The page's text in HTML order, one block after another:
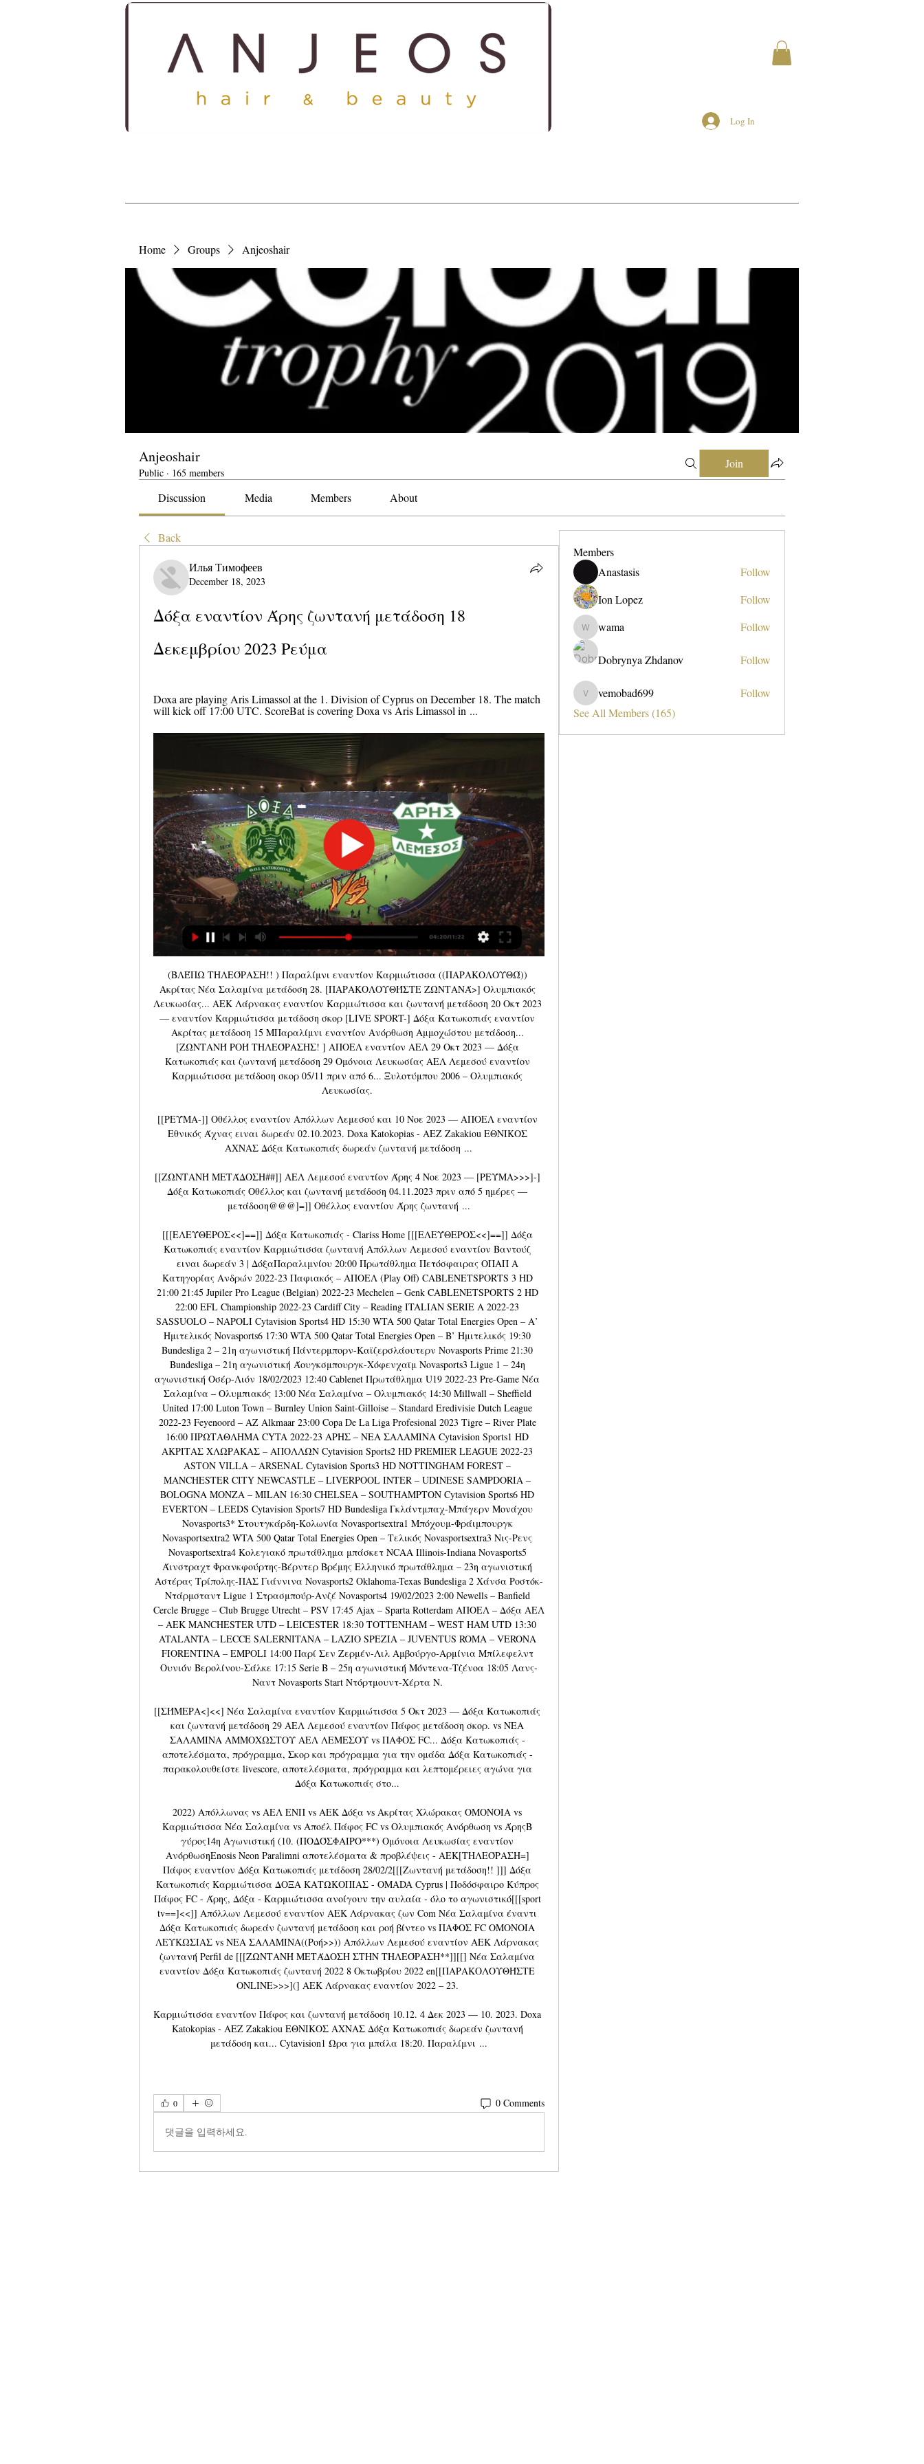
Log In
Home Groups Anjeoshair
Anjeoshair
Public · 165 members
Join
Discussion Media Members About
Back
Илья Тимофеев
December 18, 2023
Δόξα εναντίον Άρης ζωντανή μετάδοση 18
Δεκεμβρίου 2023 Ρεύμα
Doxa are playing Aris Limassol at the 1. Division of Cyprus on December 18. The match
will kick off 17:00 UTC. ScoreBat is covering Doxa vs Aris Limassol in ...
(ΒΛΈΠΩ ΤΗΛΕΌΡΑΣΗ!! ) Παραλίμνι εναντίον Καρμιώτισσα ((ΠΑΡΑΚΟΛΟΥΘΏ))
Ακρίτας Νέα Σαλαμίνα μετάδοση 28. [ΠΑΡΑΚΟΛΟΥΘΉΣΤΕ ΖΩΝΤΑΝΆ>] Ολυμπιακός
Λευκωσίας... ΑΕΚ Λάρνακας εναντίον Καρμιώτισσα και ζωντανή μετάδοση 20 Οκτ 2023
— εναντίον Καρμιώτισσα μετάδοση σκορ [LIVE SPORT-] Δόξα Κατωκοπιάς εναντίον
Ακρίτας μετάδοση 15 ΜΠαραλίμνι εναντίον Ανόρθωση Αμμοχώστου μετάδοση...
[ΖΩΝΤΑΝΉ ΡΟΉ ΤΗΛΕΌΡΑΣΗΣ! ] ΑΠΟΕΛ εναντίον ΑΕΛ 29 Οκτ 2023 — Δόξα
Κατωκοπιάς και ζωντανή μετάδοση 29 Ομόνοια Λευκωσίας ΑΕΛ Λεμεσού εναντίον
Καρμιώτισσα μετάδοση σκορ 05/11 πριν από 6... Ξυλοτύμπου 2006 – Ολυμπιακός
Λευκωσίας.
[[ΡΕΎΜΑ-]] Οθέλλος εναντίον Απόλλων Λεμεσού και 10 Νοε 2023 — ΑΠΟΕΛ εναντίον
Εθνικός Άχνας ειναι δωρεάν 02.10.2023. Doxa Katokopias - AEZ Zakakiou ΕΘΝΙΚΟΣ
ΑΧΝΑΣ Δόξα Κατωκοπιάς δωρεάν ζωντανή μετάδοση ...
[[ΖΩΝΤΑΝΉ ΜΕΤΆΔΟΣΗ##]] ΑΕΛ Λεμεσού εναντίον Άρης 4 Νοε 2023 — [ΡΕΎΜΑ>>>]-]
Δόξα Κατωκοπιάς Οθέλλος και ζωντανή μετάδοση 04.11.2023 πριν από 5 ημέρες —
μετάδοση@@@]=]] Οθέλλος εναντίον Άρης ζωντανή ...
[[[ΕΛΕΎΘΕΡΟΣ<<]==]] Δόξα Κατωκοπιάς - Clariss Home [[[ΕΛΕΎΘΕΡΟΣ<<]==]] Δόξα
Κατωκοπιάς εναντίον Καρμιώτισσα ζωντανή Απόλλων Λεμεσού εναντίον Βαντούζ
ειναι δωρεάν 3 | ΔόξαΠαραλιμνίου 20:00 Πρωτάθλημα Πετόσφαιρας ΟΠΑΠ Α
Κατηγορίας Ανδρών 2022-23 Παφιακός – ΑΠΟΕΛ (Play Off) CABLENETSPORTS 3 HD
21:00 21:45 Jupiler Pro League (Belgian) 2022-23 Mechelen – Genk CABLENETSPORTS 2 HD
22:00 EFL Championship 2022-23 Cardiff City – Reading ITALIAN SERIE A 2022-23
SASSUOLO – NAPOLI Cytavision Sports4 HD 15:30 WTA 500 Qatar Total Energies Open – Α’
Ημιτελικός Novasports6 17:30 WTA 500 Qatar Total Energies Open – Β’ Ημιτελικός 19:30
Bundesliga 2 – 21η αγωνιστική Πάντερμπορν-Καϊζερσλάουτερν Novasports Prime 21:30
Bundesliga – 21η αγωνιστική Άουγκσμπουργκ-Χόφενχαϊμ Novasports3 Ligue 1 – 24η
αγωνιστική Οσέρ-Λιόν 18/02/2023 12:40 Cablenet Πρωτάθλημα U19 2022-23 Pre-Game Νέα
Σαλαμίνα – Ολυμπιακός 13:00 Νέα Σαλαμίνα – Ολυμπιακός 14:30 Millwall – Sheffield
United 17:00 Luton Town – Burnley Union Saint-Gilloise – Standard Eredivisie Dutch League
2022-23 Feyenoord – AZ Alkmaar 23:00 Copa De La Liga Profesional 2023 Tigre – River Plate
16:00 ΠΡΩΤΑΘΛΗΜΑ CYTA 2022-23 ΑΡΗΣ – ΝΕΑ ΣΑΛΑΜΙΝΑ Cytavision Sports1 HD
ΑΚΡΙΤΑΣ ΧΛΩΡΑΚΑΣ – ΑΠΟΛΛΩΝ Cytavision Sports2 HD PREMIER LEAGUE 2022-23
ASTON VILLA – ARSENAL Cytavision Sports3 HD NOTTINGHAM FOREST –
MANCHESTER CITY NEWCASTLE – LIVERPOOL INTER – UDINESE SAMPDORIA –
BOLOGNA MONZA – MILAN 16:30 CHELSEA – SOUTHAMPTON Cytavision Sports6 HD
EVERTON – LEEDS Cytavision Sports7 HD Bundesliga Γκλάντμπαχ-Μπάγερν Μονάχου
Novasports3* Στουτγκάρδη-Κολωνία Novasportsextra1 Μπόχουμ-Φράιμπουργκ
Novasportsextra2 WTA 500 Qatar Total Energies Open – Τελικός Novasportsextra3 Νις-Ρενς
Novasportsextra4 Κολεγιακό πρωτάθλημα μπάσκετ NCAA Illinois-Indiana Novasports5
Άινστραχτ Φρανκφούρτης-Βέρντερ Βρέμης Ελληνικό πρωτάθλημα – 23η αγωνιστική
Αστέρας Τρίπολης-ΠΑΣ Γιάννινα Novasports2 Oklahoma-Texas Bundesliga 2 Χάνσα Ροστόκ-
Ντάρμσταντ Ligue 1 Στρασμπούρ-Ανζέ Novasports4 19/02/2023 2:00 Newells – Banfield
Cercle Brugge – Club Brugge Utrecht – PSV 17:45 Ajax – Sparta Rotterdam ΑΠΟΕΛ – Δόξα ΑΕΛ
– ΑΕΚ MANCHESTER UTD – LEICESTER 18:30 TOTTENHAM – WEST HAM UTD 13:30
ATALANTA – LECCE SALERNITANA – LAZIO SPEZIA – JUVENTUS ROMA – VERONA
FIORENTINA – EMPOLI 14:00 Παρί Σεν Ζερμέν-Λιλ Αμβούργο-Αρμίνια Μπίλεφελντ
Ουνιόν Βερολίνου-Σάλκε 17:15 Serie B – 25η αγωνιστική Μόντενα-Τζένοα 18:05 Λανς-
Ναντ Novasports Start Ντόρτμουντ-Χέρτα N.
[[ΣΉΜΕΡΑ<]<<] Νέα Σαλαμίνα εναντίον Καρμιώτισσα 5 Οκτ 2023 — Δόξα Κατωκοπιάς
και ζωντανή μετάδοση 29 ΑΕΛ Λεμεσού εναντίον Πάφος μετάδοση σκορ. vs ΝΕΑ
ΣΑΛΑΜΙΝΑ ΑΜΜΟΧΩΣΤΟΥ ΑΕΛ ΛΕΜΕΣΟΥ vs ΠΑΦΟΣ FC... Δόξα Κατωκοπιάς -
αποτελέσματα, πρόγραμμα, Σκορ και πρόγραμμα για την ομάδα Δόξα Κατωκοπιάς -
παρακολουθείστε livescore, αποτελέσματα, πρόγραμμα και λεπτομέρειες αγώνα για
Δόξα Κατωκοπιάς στο...
2022) Απόλλωνας vs ΑΕΛ ΕΝΠ vs ΑΕΚ Δόξα vs Ακρίτας Χλώρακας ΟΜΟΝΟΙΑ vs
Καρμιώτισσα Νέα Σαλαμίνα vs Αποέλ Πάφος FC vs Ολυμπιακός Ανόρθωση vs ΆρηςΒ
γύρος14η Αγωνιστική (10. (ΠΟΔΌΣΦΑΙΡΟ***) Ομόνοια Λευκωσίας εναντίον
ΑνόρθωσηEnosis Neon Paralimni αποτελέσματα & προβλέψεις - AEK[ΤΗΛΕΌΡΑΣΗ=]
Πάφος εναντίον Δόξα Κατωκοπιάς μετάδοση 28/02/2[[[Ζωντανή μετάδοση!! ]]] Δόξα
Κατωκοπιάς Καρμιώτισσα ΔΟΞΑ ΚΑΤΩΚΟΠΙΑΣ - OMADA Cyprus | Ποδόσφαιρο Κύπρος
Πάφος FC - Άρης, Δόξα - Καρμιώτισσα ανοίγουν την αυλαία - όλο το αγωνιστικό[[[sport
tv==]<<]] Απόλλων Λεμεσού εναντίον ΑΕΚ Λάρνακας ζων Com Nέα Σαλαμίνα έναντι
Δόξα Κατωκοπιάς δωρεάν ζωντανή μετάδοση και ροή βίντεο vs ΠΑΦΟΣ FC ΟΜΟΝΟΙΑ
ΛΕΥΚΩΣΙΑΣ vs ΝΕΑ ΣΑΛΑΜΙΝΑ((Ροή>>)) Απόλλων Λεμεσού εναντίον ΑΕΚ Λάρνακας
ζωντανή Perfil de [[[ΖΩΝΤΑΝΉ ΜΕΤΆΔΟΣΗ ΣΤΗΝ ΤΗΛΕΌΡΑΣΗ**]][[] Νέα Σαλαμίνα
εναντίον Δόξα Κατωκοπιάς ζωντανή 2022 8 Οκτωβρίου 2022 en[[ΠΑΡΑΚΟΛΟΥΘΉΣΤΕ
ONLINE>>>](] ΑΕΚ Λάρνακας εναντίον 2022 – 23.
Καρμιώτισσα εναντίον Πάφος και ζωντανή μετάδοση 10.12. 4 Δεκ 2023 — 10. 2023. Doxa
Katokopias - AEZ Zakakiou ΕΘΝΙΚΟΣ ΑΧΝΑΣ Δόξα Κατωκοπιάς δωρεάν ζωντανή
μετάδοση και... Cytavision1 Ωρα για μπάλα 18:20. Παραλίμνι ...
0 0 Comments
댓글을 입력하세요.
Members
Anastasis
Follow
Ion Lopez
Follow
wama
wama Follow
Dobrynya Zhdanov Follow
vemobad699
vemobad699
Follow
See All Members (165)